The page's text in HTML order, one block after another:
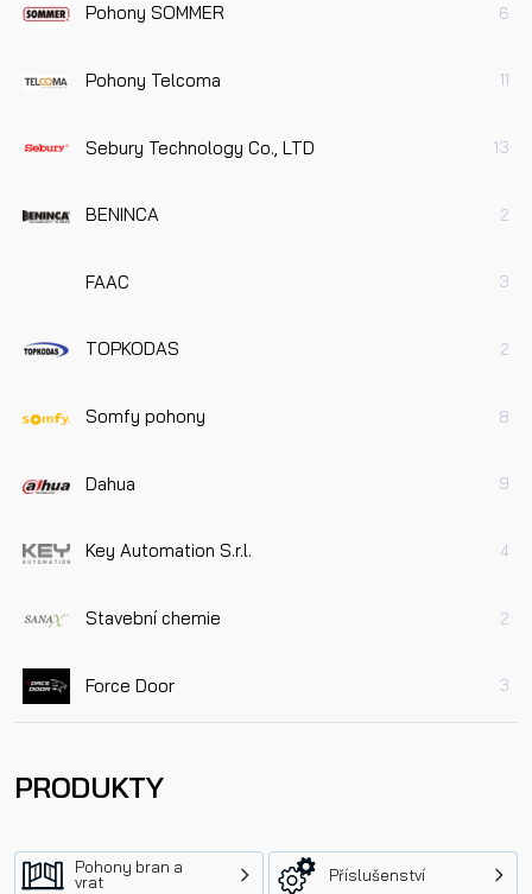
Pohony SOMMER 6
Pohony Telcoma 11
Sebury Technology Co., LTD 13
BENINCA 2
FAAC 3
TOPKODAS 2
Somfy pohony 8
Dahua 9
Key Automation S.r.l. 4
Stavební chemie 2
Force Door 3
PRODUKTY
Pohony bran a
vrat
Příslušenství